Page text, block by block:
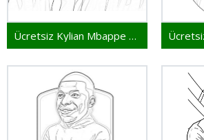
Ücretsiz Kylian Mbappe Resim